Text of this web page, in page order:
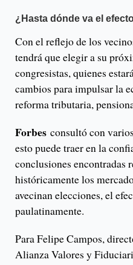
¿Hasta dónde va el
Con el reflejo de los
tendrá que elegir a su
congresistas, quienes
cambios para impulsar la
reforma tributaria,
Forbes consultó con
esto puede traer en la
conclusiones encontradas
históricamente los
avecinan elecciones, el
paulatinamente.
Para Felipe Campos,
Alianza Valores y